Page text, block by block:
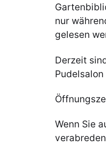
nur
gelesen
Derzeit
Wenn Sie